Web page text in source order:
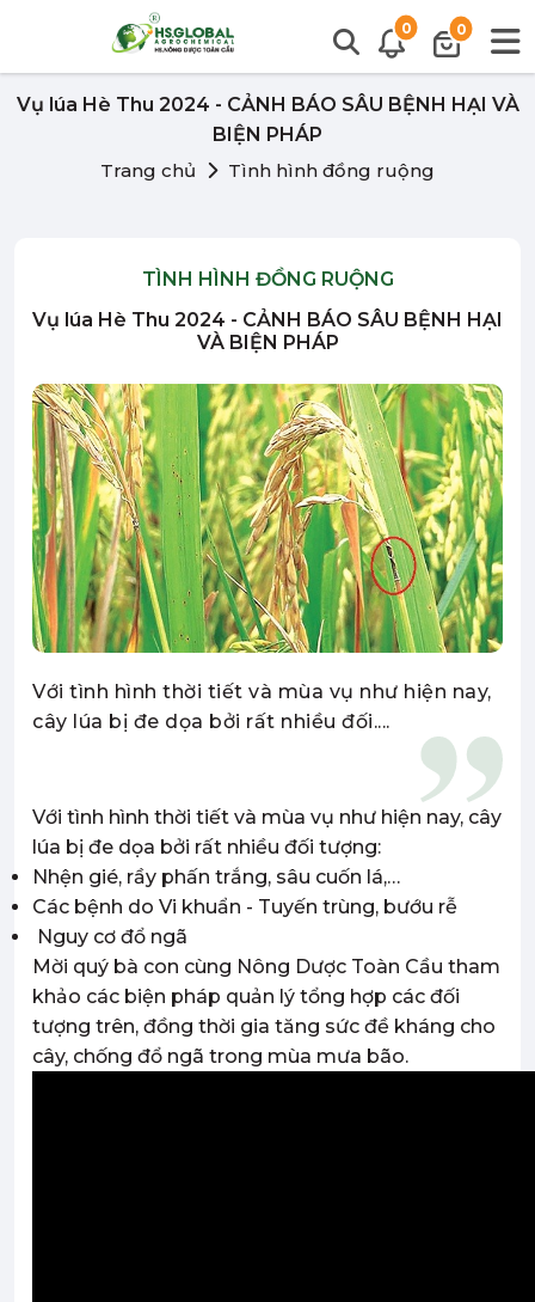
0 0
Vụ lúa Hè Thu 2024 - CẢNH BÁO SÂU BỆNH HẠI VÀ
BIỆN PHÁP
Trang chủ
Tình hình đồng ruộng
TÌNH HÌNH ĐỒNG RUỘNG
Vụ lúa Hè Thu 2024 - CẢNH BÁO SÂU BỆNH HẠI
VÀ BIỆN PHÁP
Với tình hình thời tiết và mùa vụ như hiện nay,
cây lúa bị đe dọa bởi rất nhiều đối....
Với tình hình thời tiết và mùa vụ như hiện nay, cây
lúa bị đe dọa bởi rất nhiều đối tượng:
Nhện gié, rầy phấn trắng, sâu cuốn lá,…
Các bệnh do Vi khuẩn - Tuyến trùng, bướu rễ
Nguy cơ đổ ngã
Mời quý bà con cùng Nông Dược Toàn Cầu tham
khảo các biện pháp quản lý tổng hợp các đối
tượng trên, đồng thời gia tăng sức đề kháng cho
cây, chống đổ ngã trong mùa mưa bão.